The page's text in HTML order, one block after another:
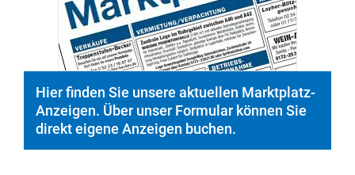
Hier finden Sie unsere aktuellen Marktplatz-
Anzeigen. Über unser Formular können Sie
direkt eigene Anzeigen buchen.